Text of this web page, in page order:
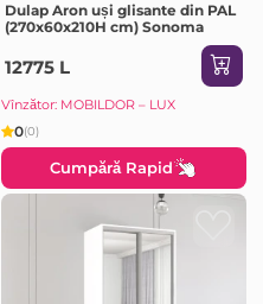
Dulap Aron uși glisante din PAL
(270x60x210H cm) Sonoma
12775 L
Vînzător: MOBILDOR – LUX
0(0)
Cumpără Rapid